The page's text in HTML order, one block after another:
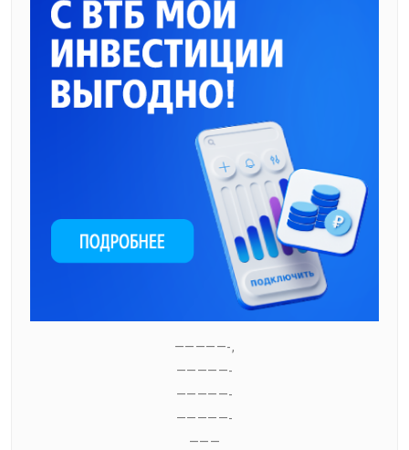
—————-,
—————-
—————-
—————-
———